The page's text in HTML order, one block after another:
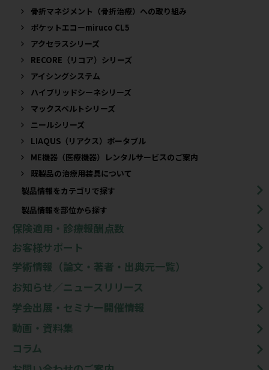
骨折マネジメント（骨折治療）への取り組み
ポケットエコーmiruco CL5
アクセラスシリーズ
RECORE（リコア）シリーズ
アイシングシステム
ハイブリッドシーネシリーズ
マックスベルトシリーズ
ニールシリーズ
LIAQUS（リアクス）ポータブル
ME機器（医療機器）レンタルサービスのご案内
既製品の治療用装具について​
製品情報をカテゴリで探す
製品情報を部位から探す
保険適用・診療報酬点数
お客様サポート
学術情報（論文・著者・出典元一覧）
お知らせ／ニュースリリース
学会出展・セミナー開催情報
動画・資料集
コラム